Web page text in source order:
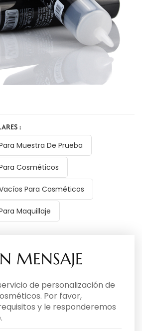
:
Muestra De Prueba
Cosméticos
Para Cosméticos
Maquillaje
MENSAJE
de personalización de
Por favor,
y le responderemos